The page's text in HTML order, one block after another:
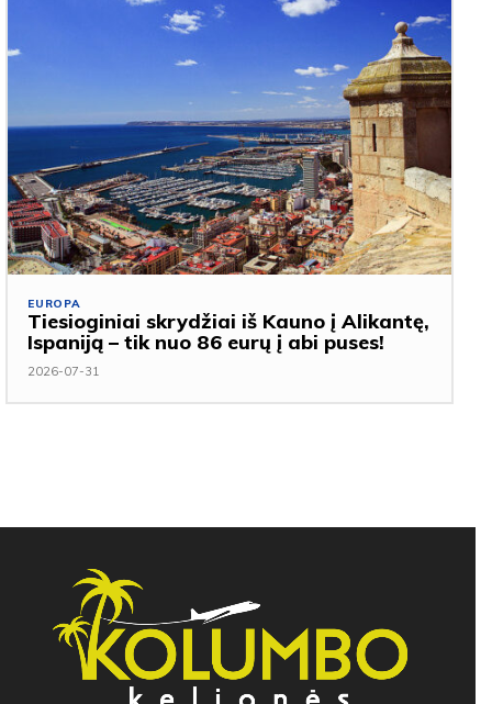
EUROPA
Tiesioginiai skrydžiai iš Kauno į Alikantę,
Ispaniją – tik nuo 86 eurų į abi puses!
2026-07-31